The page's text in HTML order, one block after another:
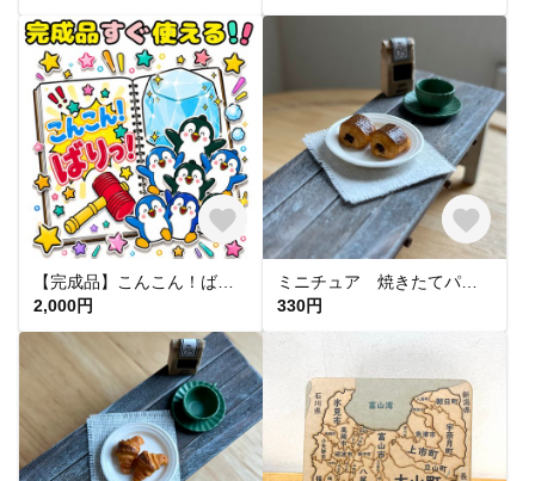
【完成品】こんこん！ばりっ！ スケッチブックシアター 保育 誕生日会 出し物 保育教材 施設 幼稚園
2,000円
330円